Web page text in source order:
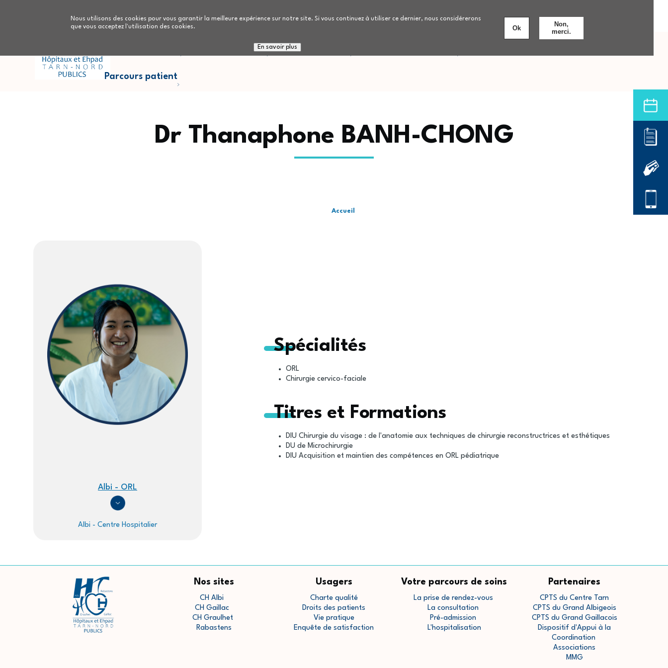
Nous utilisons des cookies pour vous garantir la meilleure expérience sur notre site. Si vous continuez à utiliser ce dernier, nous considérerons
que vous acceptez l'utilisation des cookies.
En savoir plus
Ok
Non,
merci.
8 établissements
Nous connaitre Nous rejoindre
Parcours patient
Dr Thanaphone BANH-CHONG
Accueil
Albi - ORL
Albi - Centre Hospitalier
Spécialités
ORL
Chirurgie cervico-faciale
Titres et Formations
DIU Chirurgie du visage : de l'anatomie aux techniques de chirurgie reconstructrices et esthétiques
DU de Microchirurgie
DIU Acquisition et maintien des compétences en ORL pédiatrique
Nos sites
CH Albi
CH Gaillac
CH Graulhet
Rabastens
Usagers
Charte qualité
Droits des patients
Vie pratique
Enquête de satisfaction
Votre parcours de soins
La prise de rendez-vous
La consultation
Pré-admission
L'hospitalisation
Partenaires
CPTS du Centre Tarn
CPTS du Grand Albigeois
CPTS du Grand Gaillacois
Dispositif d'Appui à la
Coordination
Associations
MMG